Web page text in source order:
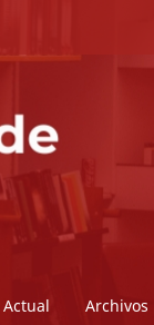
Actual Archivos